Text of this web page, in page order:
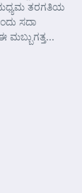
ಮಧ್ಯಮ ತರಗತಿಯ
ಸದಾ
ಮಬ್ಬುಗತ್ತ...